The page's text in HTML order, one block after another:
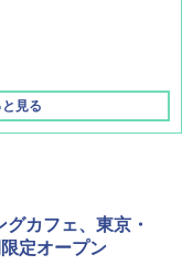
見る
ウォーズ
ョン 山善] ポップアッ
げて畳める パッとサ
ーブ フルクローズ メ
ッチテント キャンプ
ス保冷剤 2個セット 2
凍 空間倍増 衛生的
ちカフェ、東京・
定オープン